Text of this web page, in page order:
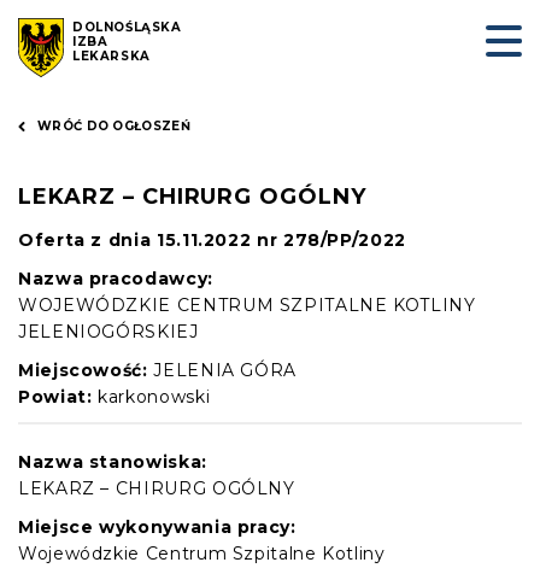
DOLNOŚLĄSKA
IZBA
LEKARSKA
WRÓĆ DO OGŁOSZEŃ
LEKARZ – CHIRURG OGÓLNY
Oferta z dnia 15.11.2022 nr 278/PP/2022
Nazwa pracodawcy:
WOJEWÓDZKIE CENTRUM SZPITALNE KOTLINY
JELENIOGÓRSKIEJ
Miejscowość: JELENIA GÓRA
Powiat: karkonowski
Nazwa stanowiska:
LEKARZ – CHIRURG OGÓLNY
Miejsce wykonywania pracy:
Wojewódzkie Centrum Szpitalne Kotliny